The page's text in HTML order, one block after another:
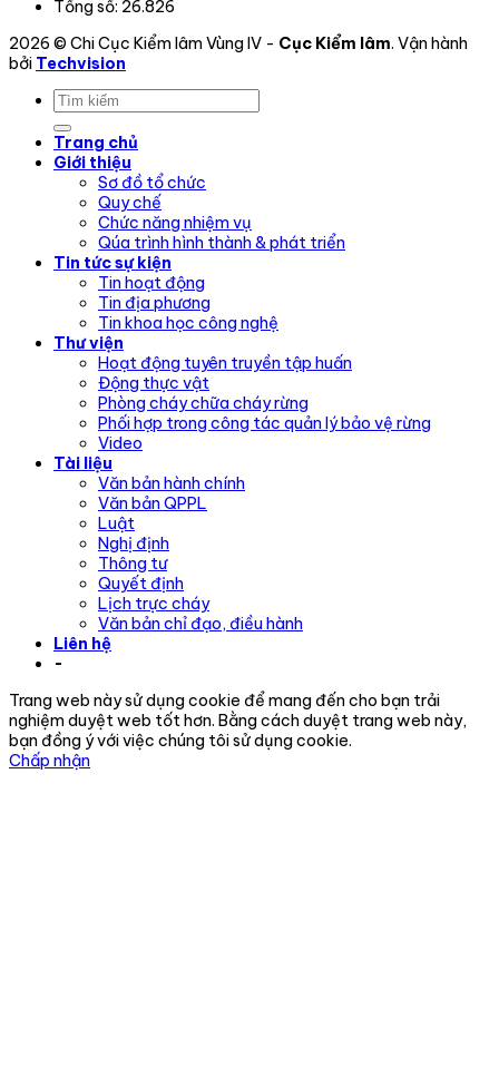
Tổng số: 26.826
2026 © Chi Cục Kiểm lâm Vùng IV - Cục Kiểm lâm. Vận hành
bởi Techvision
Trang chủ
Giới thiệu
Sơ đồ tổ chức
Quy chế
Chức năng nhiệm vụ
Qúa trình hình thành & phát triển
Tin tức sự kiện
Tin hoạt động
Tin địa phương
Tin khoa học công nghệ
Thư viện
Hoạt động tuyên truyền tập huấn
Động thực vật
Phòng cháy chữa cháy rừng
Phối hợp trong công tác quản lý bảo vệ rừng
Video
Tài liệu
Văn bản hành chính
Văn bản QPPL
Luật
Nghị định
Thông tư
Quyết định
Lịch trực cháy
Văn bản chỉ đạo, điều hành
Liên hệ
-
Trang web này sử dụng cookie để mang đến cho bạn trải
nghiệm duyệt web tốt hơn. Bằng cách duyệt trang web này,
bạn đồng ý với việc chúng tôi sử dụng cookie.
Chấp nhận